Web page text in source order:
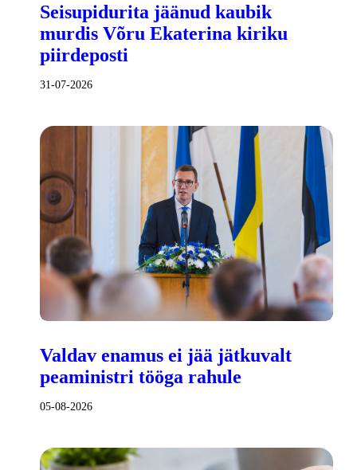
Seisupidurita jäänud kaubik
murdis Võru Ekaterina kiriku
piirdeposti
31-07-2026
Valdav enamus ei jää jätkuvalt
peaministri tööga rahule
05-08-2026